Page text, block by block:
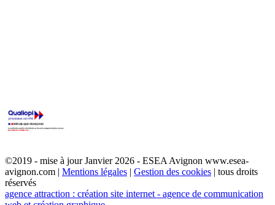
©2019 - mise à jour Janvier 2026 - ESEA Avignon www.esea-
avignon.com | Mentions légales | Gestion des cookies | tous droits
réservés
agence attraction : création site internet - agence de communication